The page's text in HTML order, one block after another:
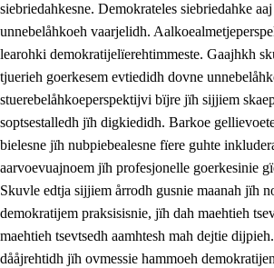
1.6 Demokratije jïh meatanårrome
siebriedahkesne. Demokrateles siebriedahke
unnebelåhkoeh vaarjelidh.
learohki demokratijelïerehtimmeste. Gaajhkh
tjuerieh goerkesem evtiedidh dovne
stuerebelåhkoeperspektijvi bïjre jïh sijjiem
soptsestalledh jïh digkiedidh. Barkoe
bielesne jïh nubpiebealesne fïere guhte
aarvoevuajnoem jïh profesjonelle goerkesinie
Skuvle edtja sijjiem årrodh gusnie maanah jïh
demokratijem praksisisnie, jïh dah maehtieh
maehtieh tsevtsedh aamhtesh mah dejtie
dååjrehtidh jïh ovmessie hammoeh